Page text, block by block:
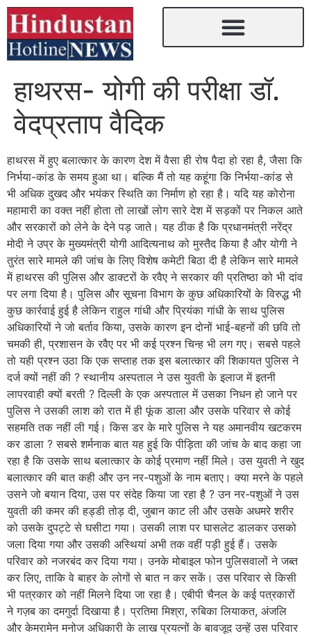
हाथरस- योगी की परीक्षा डॉ.
वेदप्रताप वैदिक
हाथरस में हुए बलात्कार के कारण देश में वैसा ही रोष पैदा हो रहा है, जैसा कि
निर्भया-कांड के समय हुआ था। बल्कि मैं तो यह कहूंगा कि निर्भया-कांड से
भी अधिक दुखद और भयंकर स्थिति का निर्माण हो रहा है। यदि यह कोरोना
महामारी का वक्त नहीं होता तो लाखों लोग सारे देश में सड़कों पर निकल आते
और सरकारों को लेने के देने पड़ जाते। यह ठीक है कि प्रधानमंत्री नरेंद्र
मोदी ने उप्र के मुख्यमंत्री योगी आदित्यनाथ को मुस्तैद किया है और योगी ने
तुरंत सारे मामले की जांच के लिए विशेष कमेटी बिठा दी है लेकिन सारे मामले
में हाथरस की पुलिस और डाक्टरों के रवैए ने सरकार की प्रतिष्ठा को भी दांव
पर लगा दिया है। पुलिस और सूचना विभाग के कुछ अधिकारियों के विरुद्ध भी
कुछ कार्रवाई हुई है लेकिन राहुल गांधी और प्रियंका गांधी के साथ पुलिस
अधिकारियों ने जो बर्ताव किया, उसके कारण इन दोनों भाई-बहनों की छवि तो
चमकी ही, प्रशासन के रवैए पर भी कई प्रश्न चिन्ह भी लग गए। सबसे पहले
तो यही प्रश्न उठा कि एक सप्ताह तक इस बलात्कार की शिकायत पुलिस ने
दर्ज क्यों नहीं की ? स्थानीय अस्पताल ने उस युवती के इलाज में इतनी
लापरवाही क्यों बरती ? दिल्ली के एक अस्पताल में उसका निधन हो जाने पर
पुलिस ने उसकी लाश को रात में ही फूंक डाला और उसके परिवार से कोई
सहमति तक नहीं ली गई। किस डर के मारे पुलिस ने यह अमानवीय खटकरम
कर डाला ? सबसे शर्मनाक बात यह हुई कि पीड़िता की जांच के बाद कहा जा
रहा है कि उसके साथ बलात्कार के कोई प्रमाण नहीं मिले। उस युवती ने खुद
बलात्कार की बात कही और उन नर-पशुओं के नाम बताए। क्या मरने के पहले
उसने जो बयान दिया, उस पर संदेह किया जा रहा है ? उन नर-पशुओं ने उस
युवती की कमर की हड्डी तोड़ दी, जुबान काट ली और उसके अधमरे शरीर
को उसके दुपट्टे से घसीटा गया। उसकी लाश पर घासलेट डालकर उसको
जला दिया गया और उसकी अस्थियां अभी तक वहीं पड़ी हुई हैं। उसके
परिवार को नजरबंद कर दिया गया। उनके मोबाइल फोन पुलिसवालों ने जब्त
कर लिए, ताकि वे बाहर के लोगों से बात न कर सकें। उस परिवार से किसी
भी पत्रकार को नहीं मिलने दिया जा रहा है। एबीपी चैनल के कई पत्रकारों
ने गज़ब का दमगुर्दा दिखाया है। प्रतिमा मिश्रा, रुबिका लियाकत, अंजलि
और केमरामेन मनोज अधिकारी के लाख प्रयत्नों के बावजूद उन्हें उस परिवार